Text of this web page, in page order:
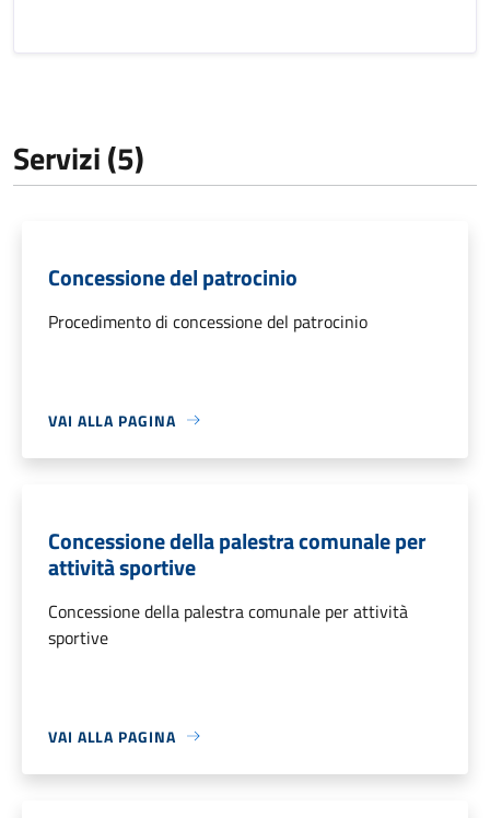
Servizi (5)
Concessione del patrocinio
Procedimento di concessione del patrocinio
VAI ALLA PAGINA
Concessione della palestra comunale per
attività sportive
Concessione della palestra comunale per attività
sportive
VAI ALLA PAGINA